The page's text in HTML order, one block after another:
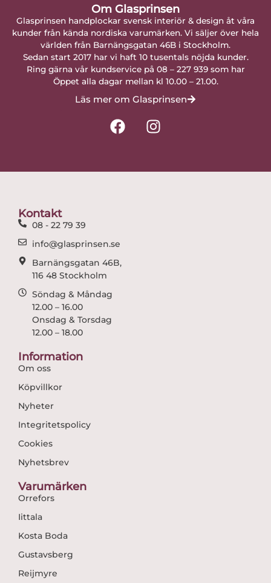
Om Glasprinsen
Glasprinsen handplockar svensk interiör & design åt våra
kunder från kända nordiska varumärken. Vi säljer över hela
världen från Barnängsgatan 46B i Stockholm.
Sedan start 2017 har vi haft 10 tusentals nöjda kunder.
Ring gärna vår kundservice på 08 – 227 939 som har
Öppet alla dagar mellan kl 10.00 – 21.00.
Läs mer om Glasprinsen
F
a
I
n
Kontakt
08 - 22 79 39
info@glasprinsen.se
Barnängsgatan 46B,
116 48 Stockholm
Söndag & Måndag
12.00 – 16.00
Onsdag & Torsdag
12.00 – 18.00
Information
Om oss
Köpvillkor
Nyheter
Integritetspolicy
Cookies
Nyhetsbrev
Varumärken
Orrefors
Iittala
Kosta Boda
Gustavsberg
Reijmyre